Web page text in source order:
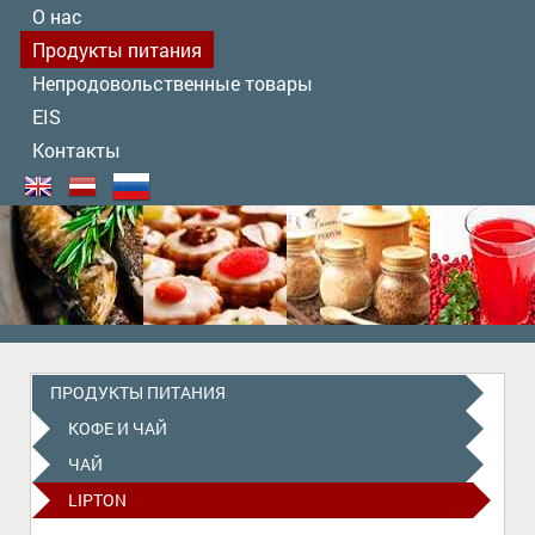
О нас
Продукты питания
Непродовольственные товары
EIS
Контакты
ПРОДУКТЫ ПИТАНИЯ
КОФЕ И ЧАЙ
ЧАЙ
LIPTON